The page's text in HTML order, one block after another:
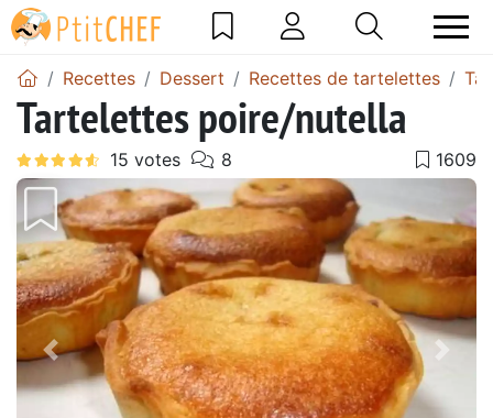
Recettes Dessert Recettes de tartelettes
Tartelettes poire/nutella
Précédent